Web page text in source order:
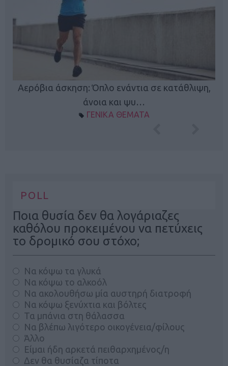
Αερόβια άσκηση: Όπλο ενάντια σε κατάθλιψη,
άνοια και ψυ…
ΓΕΝΙΚΑ ΘΕΜΑΤΑ
POLL
Ποια θυσία δεν θα λογάριαζες
καθόλου προκειμένου να πετύχεις
το δρομικό σου στόχο;
Να κόψω τα γλυκά
Να κόψω το αλκοόλ
Να ακολουθήσω μία αυστηρή διατροφή
Να κόψω ξενύχτια και βόλτες
Τα μπάνια στη θάλασσα
Να βλέπω λιγότερο οικογένεια/φίλους
Άλλο
Είμαι ήδη αρκετά πειθαρχημένος/η
Δεν θα θυσίαζα τίποτα